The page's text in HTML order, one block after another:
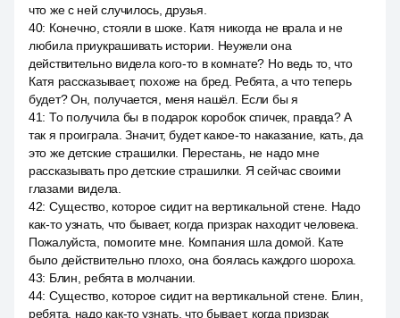
что же с ней случилось, друзья.
40: Конечно, стояли в шоке. Катя никогда не врала и не
любила приукрашивать истории. Неужели она
действительно видела кого-то в комнате? Но ведь то, что
Катя рассказывает, похоже на бред. Ребята, а что теперь
будет? Он, получается, меня нашёл. Если бы я
41: То получила бы в подарок коробок спичек, правда? А
так я проиграла. Значит, будет какое-то наказание, кать, да
это же детские страшилки. Перестань, не надо мне
рассказывать про детские страшилки. Я сейчас своими
глазами видела.
42: Существо, которое сидит на вертикальной стене. Надо
как-то узнать, что бывает, когда призрак находит человека.
Пожалуйста, помогите мне. Компания шла домой. Кате
было действительно плохо, она боялась каждого шороха.
43: Блин, ребята в молчании.
44: Существо, которое сидит на вертикальной стене. Блин,
ребята, надо как-то узнать, что бывает, когда призрак